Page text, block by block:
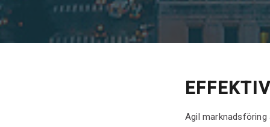
Agil marknadsföring